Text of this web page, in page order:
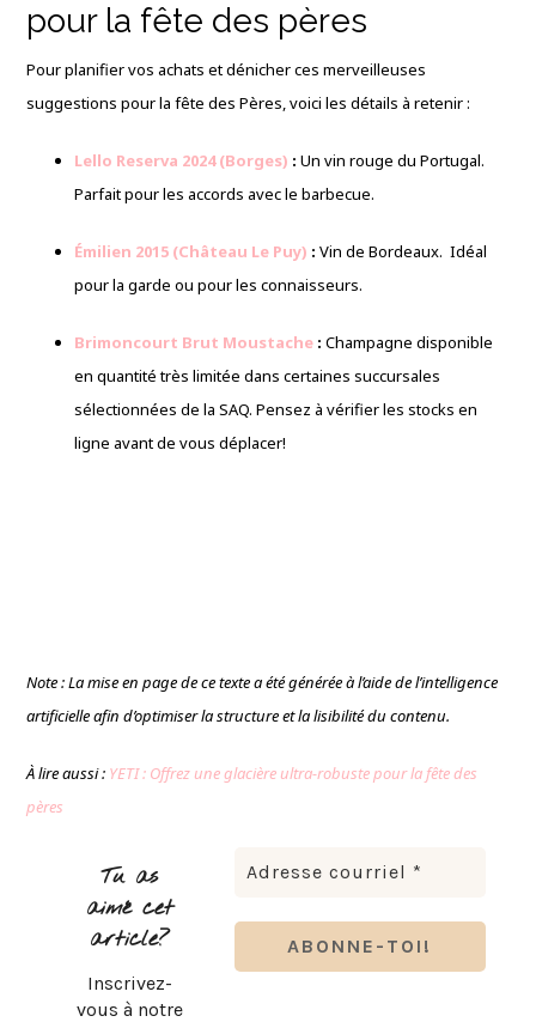
pour la fête des pères
Pour planifier vos achats et dénicher ces merveilleuses
suggestions pour la fête des Pères, voici les détails à retenir :
Lello Reserva 2024 (Borges) : Un vin rouge du Portugal.
Parfait pour les accords avec le barbecue.
Émilien 2015 (Château Le Puy) : Vin de Bordeaux. Idéal
pour la garde ou pour les connaisseurs.
Brimoncourt Brut Moustache : Champagne disponible
en quantité très limitée dans certaines succursales
sélectionnées de la SAQ. Pensez à vérifier les stocks en
ligne avant de vous déplacer!
Note : La mise en page de ce texte a été générée à l’aide de l’intelligence
artificielle afin d’optimiser la structure et la lisibilité du contenu.
À lire aussi : YETI : Offrez une glacière ultra-robuste pour la fête des
pères
Tu as
aimé cet
article?
Inscrivez-
vous à notre